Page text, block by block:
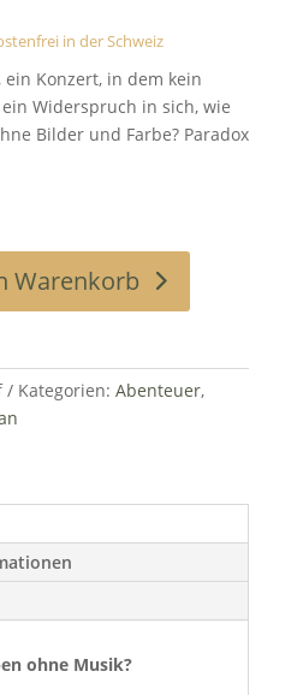
in der Schweiz
Konzert, in dem kein
Widerspruch in sich, wie
Bilder und Farbe? Paradox
Warenkorb
Kategorien: Abenteuer,
ohne Musik?